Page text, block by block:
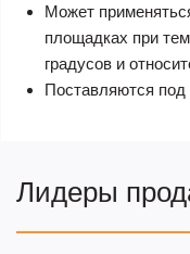
Может
площадках при
градусов и
Поставляются под
Лидеры